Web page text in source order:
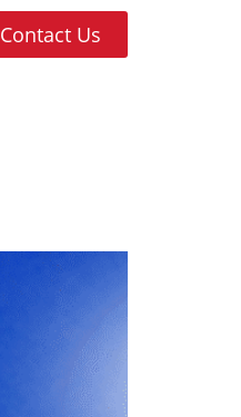
Contact Us